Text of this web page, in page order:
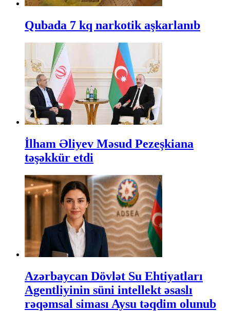
Qubada 7 kq narkotik aşkarlanıb
İlham Əliyev Məsud Pezeşkiana
təşəkkür etdi
Azərbaycan Dövlət Su Ehtiyatları
Agentliyinin süni intellekt əsaslı
rəqəmsal siması Aysu təqdim olunub